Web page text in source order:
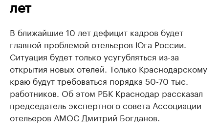
лет
В ближайшие 10 лет дефицит кадров будет
главной проблемой отельеров Юга России.
Ситуация будет только усугубляться из-за
открытия новых отелей. Только Краснодарскому
краю будут требоваться порядка 50-70 тыс.
работников. Об этом РБК Краснодар рассказал
председатель экспертного совета Ассоциации
отельеров АМОС Дмитрий Богданов.